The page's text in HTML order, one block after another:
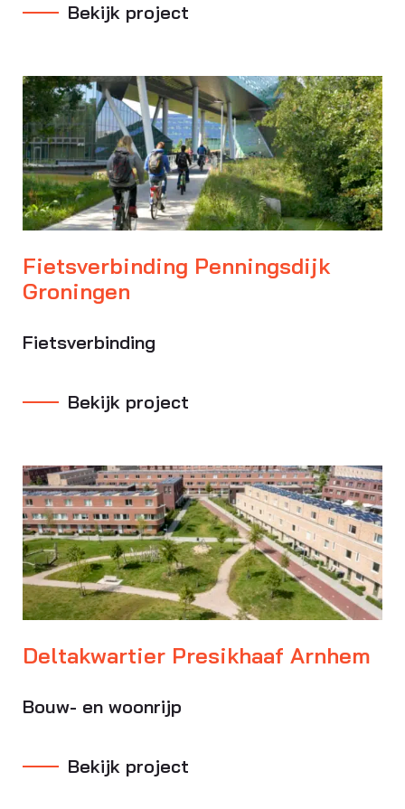
Bekijk project
Fietsverbinding Penningsdijk
Groningen
Fietsverbinding
Bekijk project
Deltakwartier Presikhaaf Arnhem
Bouw- en woonrijp
Bekijk project